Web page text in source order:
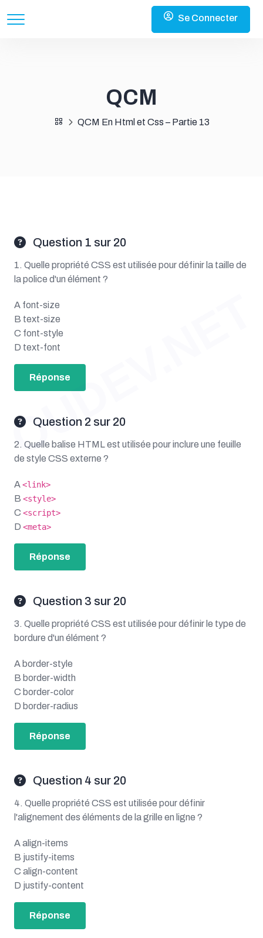
Se Connecter
QCM
QCM En Html et Css – Partie 13
Question 1 sur 20
1. Quelle propriété CSS est utilisée pour définir la taille de
la police d'un élément ?
A font-size
B text-size
C font-style
D text-font
Réponse
Question 2 sur 20
2. Quelle balise HTML est utilisée pour inclure une feuille
de style CSS externe ?
A<link>
B <style>
C <script>
D <meta>
Réponse
Question 3 sur 20
3. Quelle propriété CSS est utilisée pour définir le type de
bordure d'un élément ?
A border-style
B border-width
C border-color
D border-radius
Réponse
Question 4 sur 20
4. Quelle propriété CSS est utilisée pour définir
l'alignement des éléments de la grille en ligne ?
A align-items
B justify-items
C align-content
D justify-content
Réponse
OUDEV.NET